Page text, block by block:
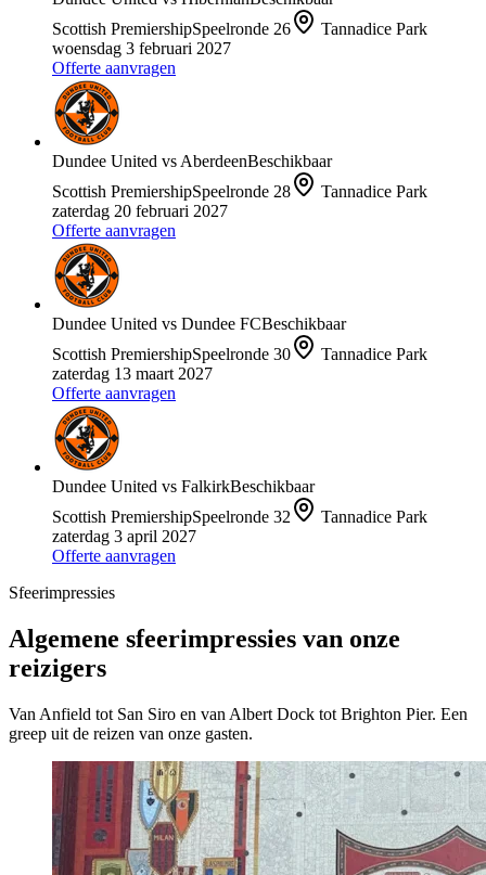
Scottish PremiershipSpeelronde 26
Tannadice Park
woensdag 3 februari 2027
Offerte aanvragen
Dundee United vs AberdeenBeschikbaar
Scottish PremiershipSpeelronde 28
Tannadice Park
zaterdag 20 februari 2027
Offerte aanvragen
Dundee United vs Dundee FCBeschikbaar
Scottish PremiershipSpeelronde 30
Tannadice Park
zaterdag 13 maart 2027
Offerte aanvragen
Dundee United vs FalkirkBeschikbaar
Scottish PremiershipSpeelronde 32
Tannadice Park
zaterdag 3 april 2027
Offerte aanvragen
Sfeerimpressies
Algemene sfeerimpressies van onze
reizigers
Van Anfield tot San Siro en van Albert Dock tot Brighton Pier. Een
greep uit de reizen van onze gasten.